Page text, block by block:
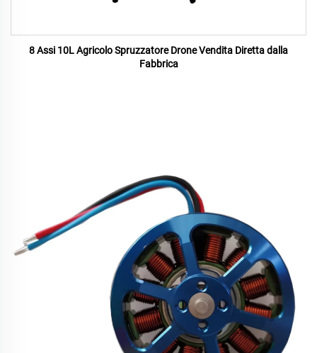
8 Assi 10L Agricolo Spruzzatore Drone Vendita Diretta dalla
Fabbrica